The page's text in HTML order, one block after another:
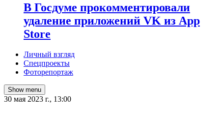
В Госдуме прокомментировали
удаление приложений VK из App
Store
Личный взгляд
Спецпроекты
Фоторепортаж
Show menu
30 мая 2023 г., 13:00